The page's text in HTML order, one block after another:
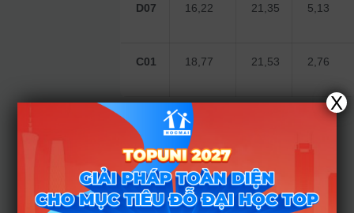
D07 16,22 21,35 5,13
C01 18,77 21,53 2,76
Tổng kết
& lời
khuyên
dành cho
X